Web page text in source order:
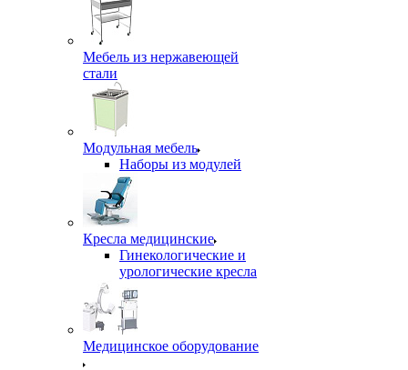
Мебель из нержавеющей
стали
Модульная мебель
Наборы из модулей
Кресла медицинские
Гинекологические и
урологические кресла
Медицинское оборудование